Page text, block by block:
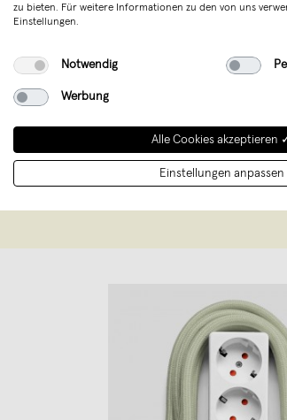
zu bieten. Für weitere Informationen zu den von uns
Einstellungen.
Notwendig
Werbung
Alle Cookies akzeptieren
Einstellungen anpassen